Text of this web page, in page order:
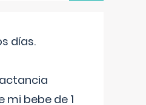
días.
mi bebe de 1